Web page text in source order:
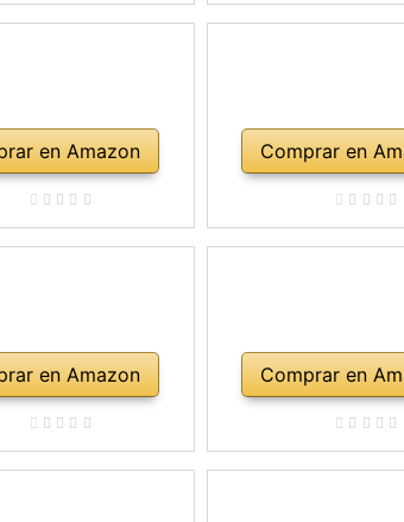
en Amazon Comprar en
en Amazon Comprar en